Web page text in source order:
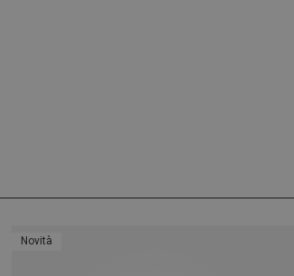
Novità